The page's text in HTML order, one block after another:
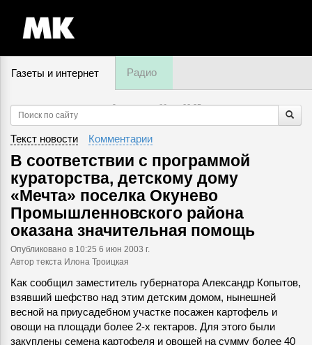
Газеты и интернет Радио
9 августа, суббота,00:35
Текст новости Комментарии
В соответствии с программой
кураторства, детскому дому
«Мечта» поселка Окунево
Промышленновского района
оказана значительная помощь
Опубликовано в 10:25 6 июн 2003 г.
Автор текста Илона Троицкая
Как сообщил заместитель губернатора Александр Копытов,
взявший шефство над этим детским домом, нынешней
весной на приусадебном участке посажен картофель и
овощи на площади более 2-х гектаров. Для этого были
закуплены семена картофеля и овощей на сумму более 40